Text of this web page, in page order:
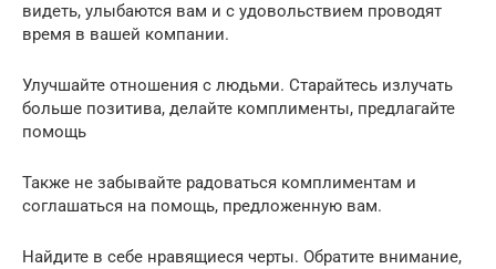
видеть, улыбаются вам и с удовольствием проводят
время в вашей компании.
Улучшайте отношения с людьми. Старайтесь излучать
больше позитива, делайте комплименты, предлагайте
помощь
Также не забывайте радоваться комплиментам и
соглашаться на помощь, предложенную вам.
Найдите в себе нравящиеся черты. Обратите внимание,